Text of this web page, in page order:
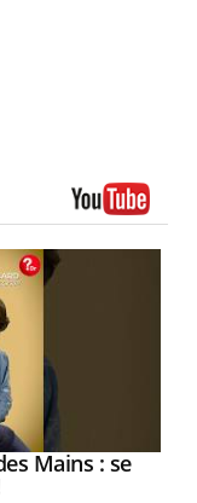
Mains : se
Youtube